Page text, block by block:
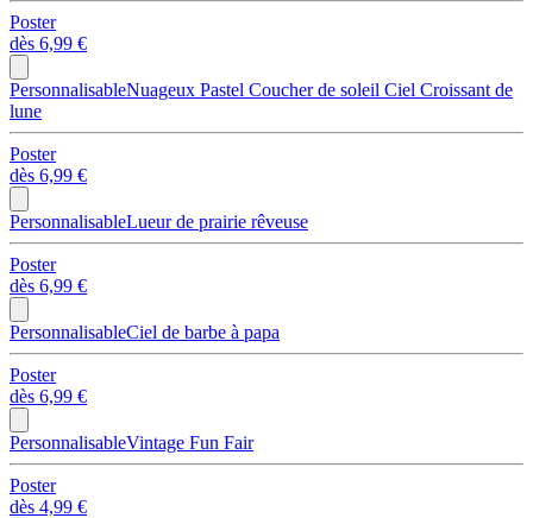
Poster
dès 6,99 €
PersonnalisableNuageux Pastel Coucher de soleil Ciel Croissant de
lune
Poster
dès 6,99 €
PersonnalisableLueur de prairie rêveuse
Poster
dès 6,99 €
PersonnalisableCiel de barbe à papa
Poster
dès 6,99 €
PersonnalisableVintage Fun Fair
Poster
dès 4,99 €